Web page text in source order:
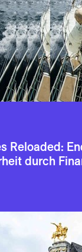
Reloaded:
durch